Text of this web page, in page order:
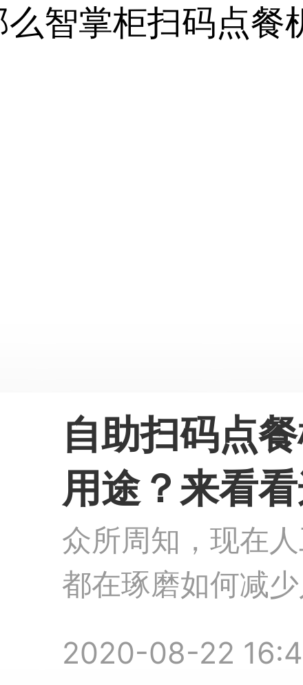
智掌柜扫码点餐
自助扫码点
用途？来看
后的感受吧！
众所周知，现在
都在琢磨如何减
许多餐饮企业的
2020-08-22